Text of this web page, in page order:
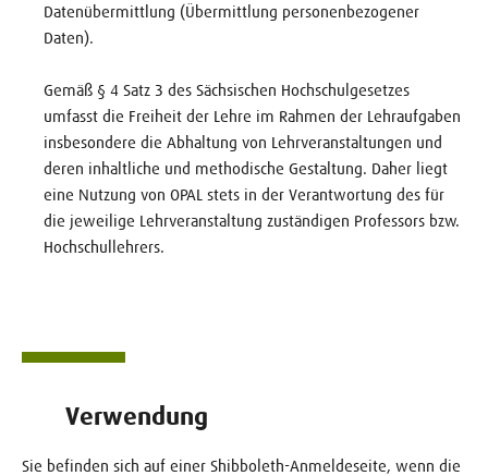
Datenübermittlung (Übermittlung personenbezogener
Daten).
Gemäß § 4 Satz 3 des Sächsischen Hochschulgesetzes
umfasst die Freiheit der Lehre im Rahmen der Lehraufgaben
insbesondere die Abhaltung von Lehrveranstaltungen und
deren inhaltliche und methodische Gestaltung. Daher liegt
eine Nutzung von OPAL stets in der Verantwortung des für
die jeweilige Lehrveranstaltung zuständigen Professors bzw.
Hochschullehrers.
Verwendung
Sie befinden sich auf einer Shibboleth-Anmeldeseite, wenn die